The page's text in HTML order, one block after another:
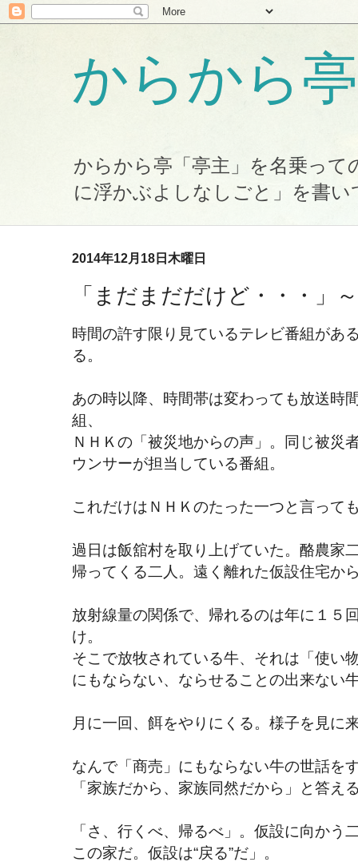
からから
からから亭「亭主」を名乗っ
に浮かぶよしなしごと」を書い
2014年12月18日木曜日
「まだまだだけど・・・」
時間の許す限り見ているテレビ番組があ
る。
あの時以降、時間帯は変わっても放送時
組、
ＮＨＫの「被災地からの声」。同じ被災
ウンサーが担当している番組。
これだけはＮＨＫのたった一つと言って
過日は飯舘村を取り上げていた。酪農家
帰ってくる二人。遠く離れた仮設住宅か
放射線量の関係で、帰れるのは年に１５
け。
そこで放牧されている牛、それは「使い
にもならない、ならせることの出来ない
月に一回、餌をやりにくる。様子を見に
なんで「商売」にもならない牛の世話を
「家族だから、家族同然だから」と答え
「さ、行くべ、帰るべ」。仮設に向か
この家だ。仮設は“戻る”だ」。